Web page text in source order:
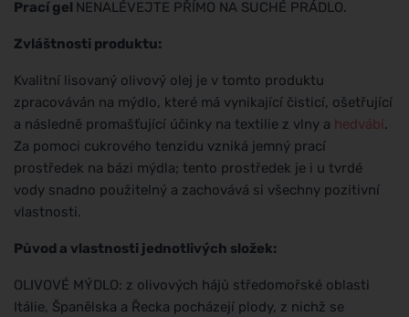
Prací gel NENALÉVEJTE PŘÍMO NA SUCHÉ PRÁDLO.
Zvláštnosti produktu:
Kvalitní lisovaný olivový olej je v tomto produktu
zpracováván na mýdlo, které má vynikající čisticí, ošetřující
a následně promašťující účinky na textilie z vlny a hedvábí.
Za pomoci cukrového tenzidu vzniká jemný prací
prostředek na bázi mýdla; tento prostředek je i u tvrdé
vody snadno použitelný a zachovává si všechny pozitivní
vlastnosti.
Původ a vlastnosti jednotlivých složek:
OLIVOVÉ MÝDLO: z olivových hájů středomořské oblasti
Itálie, Španělska a Řecka pocházejí plody, z nichž se